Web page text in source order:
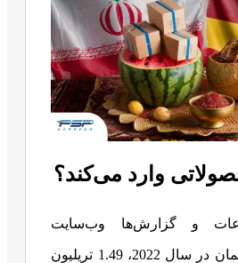
وارد می‌کند؟
و گزارش‌ها وب‌سایت
oec.world کشور آلمان در سال 2022، 1.49 تریلیون